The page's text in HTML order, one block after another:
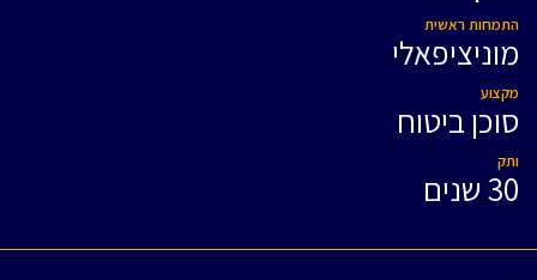
התמחות ראשית
מוניציפאלי
מקצוע
סוכן ביטוח
ותק
30 שנים